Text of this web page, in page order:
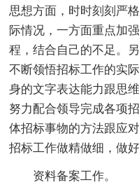
思想方面，时时刻刻严
际情况，一方面重点加
程，结合自己的不足。
不断领悟招标工作的实
身的文字表达能力跟思
努力配合领导完成各项
体招标事物的方法跟应
招标工作做精做细，做
资料备案工作。